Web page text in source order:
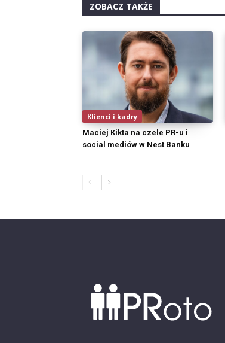
ZOBACZ TAKŻE
Klienci i kadry
Maciej Kikta na czele PR-u i
social mediów w Nest Banku